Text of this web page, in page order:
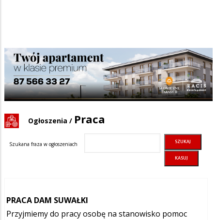
Ogłoszenia / Praca
Szukana fraza w ogłoszeniach
PRACA DAM SUWAŁKI
Przyjmiemy do pracy osobę na stanowisko pomoc